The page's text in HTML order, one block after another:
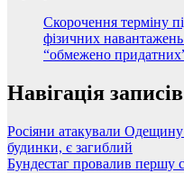
Скорочення терміну
фізичних
“обмежено
Навігація записів
Росіяни атакували
будинки, є загиблий
Бундестаг провалив першу